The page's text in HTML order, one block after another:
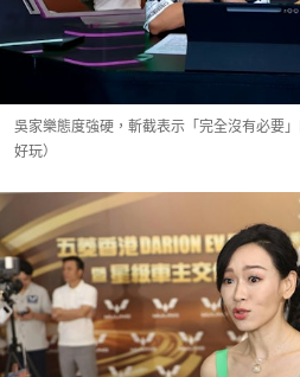
吳家樂態度強硬，斬截表示「完全沒有必要
好玩）